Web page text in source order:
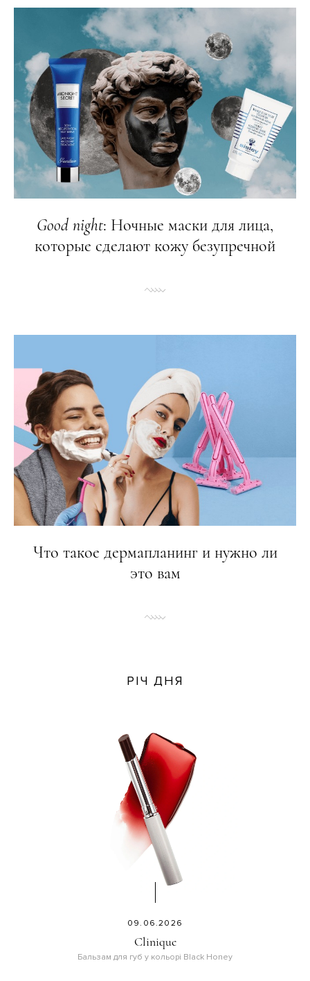
Good night: Ночные маски для лица,
которые сделают кожу безупречной
Что такое дермапланинг и нужно ли
это вам
РІЧ ДНЯ
09.06.2026
Clinique
Бальзам для губ у кольорі Black Honey